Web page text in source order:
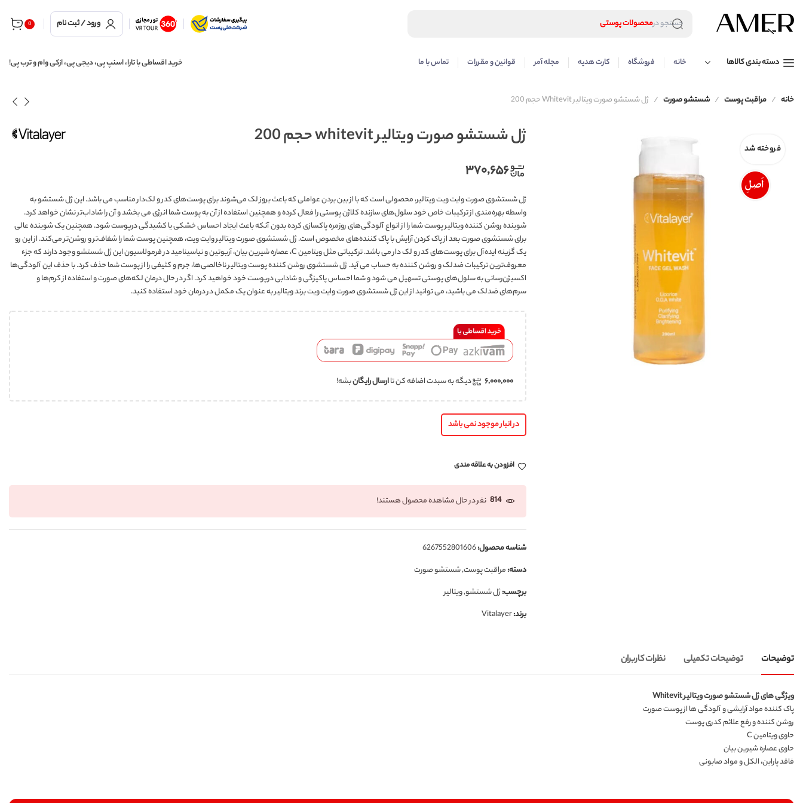
جستجو درمحصولات مراقبت مو
لوازم آرایشی
محصولات پوستی
عطر و ادکلن
ورود / ثبت نام 0
دسته بندی کالاها خانه فروشگاه کارت هدیه مجله آمر قوانین و مقررات تماس با ما خرید اقساطی با تارا، اسنپ پی، دیجی پی، ازکی وام و ترب پی!
خانه مراقبت پوست شستشو صورت ژل شستشو صورت ویتالیر Whitevit حجم 200
فروخته شد ژل شستشو صورت ویتالیر whitevit حجم 200
۳۷۰,۶۵۶
ژل شستشوی صورت وایت ویت ویتالیر، محصولی است که با از بین بردن عواملی که باعث بروز لک می‌شوند برای پوست‌های کدر و لک‌دار مناسب می باشد. این ژل شستشو به
واسطه بهره‌مندی از ترکیبات خاص خود سلول‌های سازنده کلاژن پوستی را فعال کرده و همچنین استفاده از آن به پوست شما انرژی می بخشد و آن را شاداب‌تر نشان خواهد کرد.
شوینده روشن کننده ویتالیر پوست شما را از انواع آلودگی‌های روزمره پاکسازی کرده بدون آنکه باعث ایجاد احساس خشکی یا کشیدگی درپوست شود. همچنین یک شوینده عالی
برای شستشوی صورت بعد از پاک کردن آرایش با پاک کننده‌های مخصوص است. ژل شستشوی صورت ویتالیر وایت ویت، همچنین پوست شما را شفاف‌تر و روشن‌تر می‌کند. از این رو
یک گزینه ایده‌آل برای پوست‌های کدر و لک دار می باشد. ترکیباتی مثل ویتامین C، عصاره شیرین بیان، آربوتین و نیاسینامید در فرمولاسیون این ژل شستشو وجود دارند که جزء
معروف‌ترین ترکیبات ضدلک و روشن کننده به حساب می‌ آید. ژل شستشوی روشن کننده پوست ویتالیر ناخالصی‌ها، جرم و کثیفی را از پوست شما حذف کرد. با حذف این آلودگی‌ها
اکسیژن‌رسانی به سلول‌های پوستی تسهیل می شود و شما احساس پاکیزگی و شادابی درپوست خود خواهید کرد. اگر در حال درمان لکه‌های صورت و استفاده از کرم‌ها و
سرم‌های ضدلک می باشید، می توانید از این ژل شستشوی صورت وایت ویت برند ویتالیر به عنوان یک مکمل در درمان خود استفاده کنید.
۶,۰۰۰,۰۰۰ دیگه به سبدت اضافه کن تاارسال رایگانبشه!
در انبار موجود نمی باشد
افزودن به علاقه مندی
814 نفر در حال مشاهده محصول هستند!
شناسه محصول:6267552801606
دسته:مراقبت پوست,شستشو صورت
برچسب:ژل شستشو,ویتالیر
برند:Vitalayer
توضیحات توضیحات تکمیلی نظرات کاربران
ویژگی های ژل شستشو صورت ویتالیر Whitevit
پاک کننده مواد آرایشی و آلودگی ها از پوست صورت
روشن کننده و رفع علائم کدری پوست
حاوی ویتامین C
حاوی عصاره شیرین بیان
فاقد پارابن، الکل و مواد صابونی